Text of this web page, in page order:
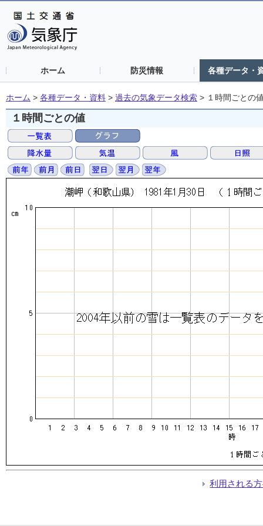
ホーム 防災情報 各種データ・
ホーム > 各種データ・資料 > 過去の気象データ検索 > １時間ごとの
１時間ごとの値
利用される